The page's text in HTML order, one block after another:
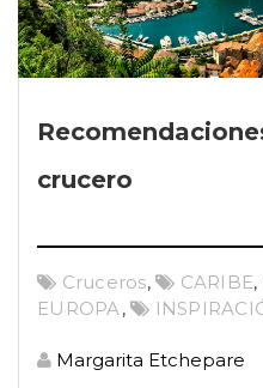
crucero
Cruceros, CARIBE,
EUROPA ,
Margarita Etchepare